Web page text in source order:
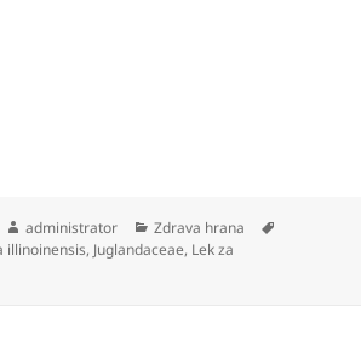
Autor
administrator Kategorije
Zdrava hrana
illinoinensis, Juglandaceae, Lek za